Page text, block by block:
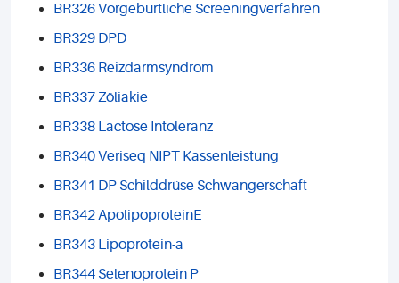
BR326 Vorgeburtliche Screeningverfahren
BR329 DPD
BR336 Reizdarmsyndrom
BR337 Zöliakie
BR338 Lactose Intoleranz
BR340 Veriseq NIPT Kassenleistung
BR341 DP Schilddrüse Schwangerschaft
BR342 ApolipoproteinE
BR343 Lipoprotein-a
BR344 Selenoprotein P